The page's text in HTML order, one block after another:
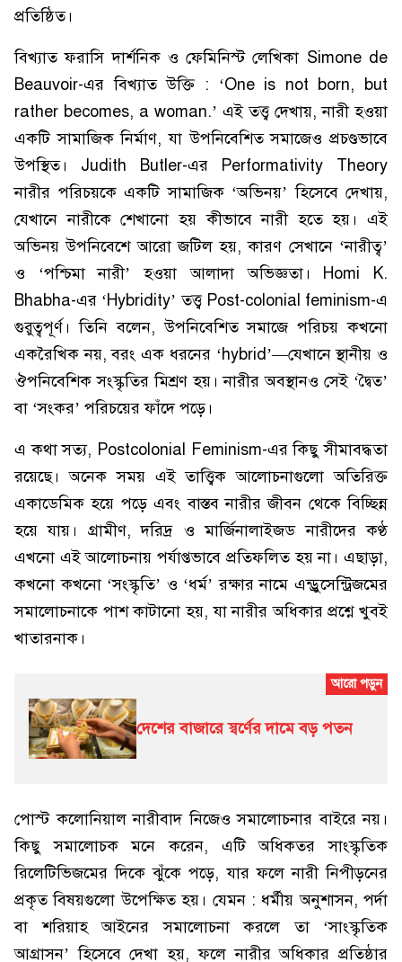
প্রতিষ্ঠিত।
বিখ্যাত ফরাসি দার্শনিক ও ফেমিনিস্ট লেখিকা Simone de
Beauvoir-এর বিখ্যাত উক্তি : ‘One is not born, but
rather becomes, a woman.’ এই তত্ত্ব দেখায়, নারী হওয়া
একটি সামাজিক নির্মাণ, যা উপনিবেশিত সমাজেও প্রচণ্ডভাবে
উপস্থিত। Judith Butler-এর Performativity Theory
নারীর পরিচয়কে একটি সামাজিক ‘অভিনয়’ হিসেবে দেখায়,
যেখানে নারীকে শেখানো হয় কীভাবে নারী হতে হয়। এই
অভিনয় উপনিবেশে আরো জটিল হয়, কারণ সেখানে ‘নারীত্ব’
ও ‘পশ্চিমা নারী’ হওয়া আলাদা অভিজ্ঞতা। Homi K.
Bhabha-এর ‘Hybridity’ তত্ত্ব Post-colonial feminism-এ
গুরুত্বপূর্ণ। তিনি বলেন, উপনিবেশিত সমাজে পরিচয় কখনো
একরৈখিক নয়, বরং এক ধরনের ‘hybrid’—যেখানে স্থানীয় ও
ঔপনিবেশিক সংস্কৃতির মিশ্রণ হয়। নারীর অবস্থানও সেই ‘দ্বৈত’
বা ‘সংকর’ পরিচয়ের ফাঁদে পড়ে।
এ কথা সত্য, Postcolonial Feminism-এর কিছু সীমাবদ্ধতা
রয়েছে। অনেক সময় এই তাত্ত্বিক আলোচনাগুলো অতিরিক্ত
একাডেমিক হয়ে পড়ে এবং বাস্তব নারীর জীবন থেকে বিচ্ছিন্ন
হয়ে যায়। গ্রামীণ, দরিদ্র ও মার্জিনালাইজড নারীদের কণ্ঠ
এখনো এই আলোচনায় পর্যাপ্তভাবে প্রতিফলিত হয় না। এছাড়া,
কখনো কখনো ‘সংস্কৃতি’ ও ‘ধর্ম’ রক্ষার নামে এন্ড্রুসেন্ট্রিজমের
সমালোচনাকে পাশ কাটানো হয়, যা নারীর অধিকার প্রশ্নে খুবই
খাতারনাক।
দেশের বাজারে স্বর্ণের দামে বড় পতন
পোস্ট কলোনিয়াল নারীবাদ নিজেও সমালোচনার বাইরে নয়।
কিছু সমালোচক মনে করেন, এটি অধিকতর সাংস্কৃতিক
রিলেটিভিজমের দিকে ঝুঁকে পড়ে, যার ফলে নারী নিপীড়নের
প্রকৃত বিষয়গুলো উপেক্ষিত হয়। যেমন : ধর্মীয় অনুশাসন, পর্দা
বা শরিয়াহ আইনের সমালোচনা করলে তা ‘সাংস্কৃতিক
আগ্রাসন’ হিসেবে দেখা হয়, ফলে নারীর অধিকার প্রতিষ্ঠার